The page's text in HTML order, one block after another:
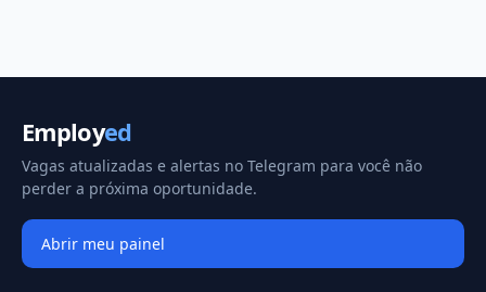
Employed
Vagas atualizadas e alertas no Telegram para você não
perder a próxima oportunidade.
Abrir meu painel